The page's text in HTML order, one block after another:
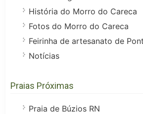
História do Morro do Careca
Fotos do Morro do Careca
Feirinha de artesanato de
Notícias
Praias Próximas
Praia de Búzios RN